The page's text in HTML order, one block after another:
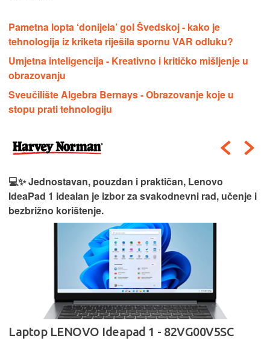
Pametna lopta ‘donijela’ gol Švedskoj - kako je
tehnologija iz kriketa riješila spornu VAR odluku?
Umjetna inteligencija - Kreativno i kritičko mišljenje u
obrazovanju
Sveučilište Algebra Bernays - Obrazovanje koje u
stopu prati tehnologiju
💻✨ Jednostavan, pouzdan i praktičan, Lenovo
IdeaPad 1 idealan je izbor za svakodnevni rad, učenje i
bezbrižno korištenje.
Laptop LENOVO Ideapad 1 - 82VG00V5SC